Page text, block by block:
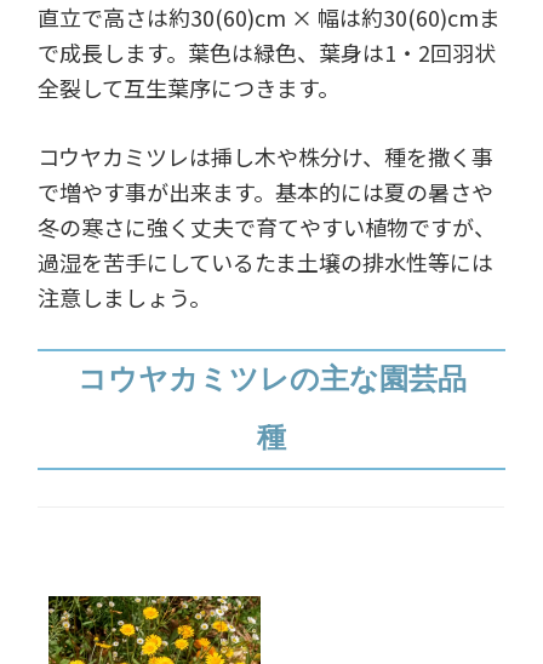
直立で高さは約30(60)cm × 幅は約30(60)cmま
で成長します。葉色は緑色、葉身は1・2回羽状
全裂して互生葉序につきます。
コウヤカミツレは挿し木や株分け、種を撒く事
で増やす事が出来ます。基本的には夏の暑さや
冬の寒さに強く丈夫で育てやすい植物ですが、
過湿を苦手にしているたま土壌の排水性等には
注意しましょう。
コウヤカミツレの主な園芸品
種